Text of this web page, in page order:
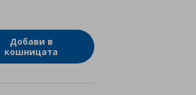
Добави в
кошницата